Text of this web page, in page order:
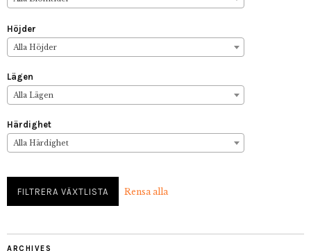
Höjder
Alla Höjder
Lägen
Alla Lägen
Härdighet
Alla Härdighet
Rensa alla
ARCHIVES